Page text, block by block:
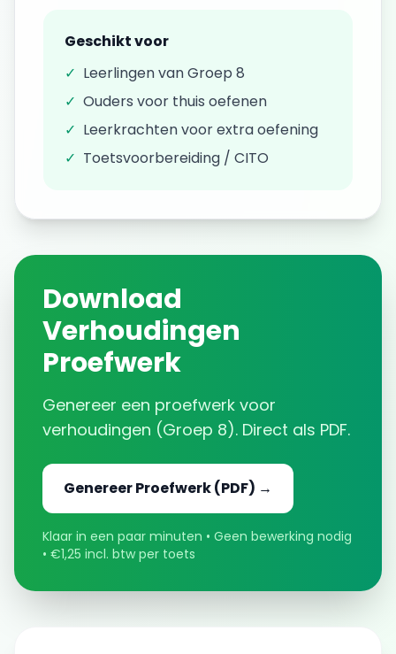
Geschikt voor
✓ Leerlingen vanGroep 8
✓ Ouders voor thuis oefenen
✓ Leerkrachten voor extra oefening
✓ Toetsvoorbereiding / CITO
Download
Verhoudingen
Proefwerk
Genereer een proefwerk voor
verhoudingen (Groep 8). Direct als PDF.
GenereerProefwerk(PDF) →
Klaar in een paar minuten • Geen bewerking nodig
• €1,25 incl. btw per toets